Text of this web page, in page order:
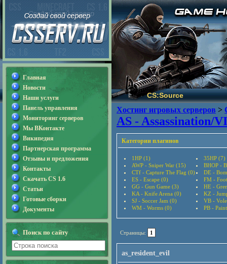
CS:Source
Хостинг игровых серверов >
AS - Assassination/
Категории плагинов
1HP (1)
35HP (7)
AWP - Sniper War (15)
BHOP -
CTf - Capture The Flag (0)
DE -
ES - Escape (0)
FM -
GG - Gun Game (3)
HE -
KA - Knife Arena (0)
KZ -
SJ - Soccer Jam (0)
VB -
WM - Worms (0)
PB -
Страницы: 1
as_resident_evil
Главная
Новости
Наши услуги
Панель управления
Мониторинг серверов
Мы ВКонтакте
Википедия
Партнерская программа
Отзывы и предложения
Контакты
Скачать CS 1.6
Статьи
Готовые сборки
Документы
Поиск по сайту